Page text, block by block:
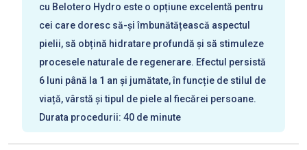
cu Belotero Hydro este o opțiune excelentă pentru
cei care doresc să-și îmbunătățească aspectul
pielii, să obțină hidratare profundă și să stimuleze
procesele naturale de regenerare. Efectul persistă
6 luni până la 1 an și jumătate, în funcție de stilul de
viață, vârstă și tipul de piele al fiecărei persoane.
Durata procedurii: 40 de minute